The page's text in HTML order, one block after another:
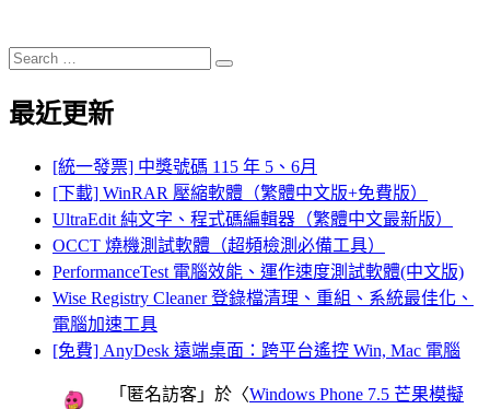
Search
for:
Search
最近更新
[統一發票] 中獎號碼 115 年 5、6月
[下載] WinRAR 壓縮軟體（繁體中文版+免費版）
UltraEdit 純文字、程式碼編輯器（繁體中文最新版）
OCCT 燒機測試軟體（超頻檢測必備工具）
PerformanceTest 電腦效能、運作速度測試軟體(中文版)
Wise Registry Cleaner 登錄檔清理、重組、系統最佳化、
電腦加速工具
[免費] AnyDesk 遠端桌面：跨平台遙控 Win, Mac 電腦
「 匿名訪客 」於〈Windows Phone 7.5 芒果模擬